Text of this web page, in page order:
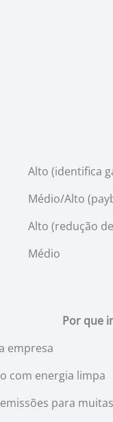
Alto (identifica
Médio/Alto
Alto (redução
Médio
Por que
empresa
com energia limpa
para